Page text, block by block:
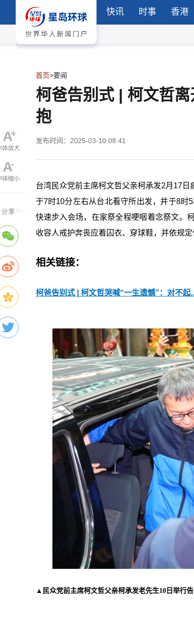
快讯 时事 香港
首页>要闻
柯爸告别式 | 柯文哲
抱
发布时间：2025-03-10 08:41
台湾民众党前主席柯文哲父亲柯承发2月17日
于7时10分左右从台北看守所出发，并于8时
快速步入会场， 在家祭全程哽咽着念祭文。
收容人戒护奔丧应着囚衣、穿球鞋，并依规
相关链接：
柯爸告别式 | 柯文哲哭喊“一生遗憾”：对不起
▲ 民众党前主席柯文哲父亲柯承发老先生10日举行